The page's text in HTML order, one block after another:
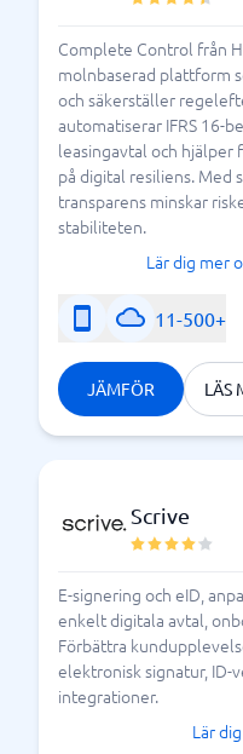
Complete Control från
molnbaserad plattform
och säkerställer
automatiserar IFRS 16-
leasingavtal och
på digital resiliens. Med
transparens minskar
stabiliteten.
Lär dig mer
11-500+
JÄMFÖR LÄS
Scrive
E-signering och eID,
enkelt digitala avtal,
Förbättra
elektronisk signatur, ID-
integrationer.
Lär